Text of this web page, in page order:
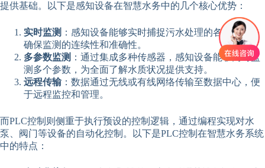
提供基础。以下是感知设备在智慧水务中的几个核心优势：
实时监测 ：感知设备能够实时捕捉污水处理的各项数据，
确保监测的连续性和准确性。
多参数监测 ：通过集成多种传感器，感知设备能够同时监
测多个参数，为全面了解水质状况提供支持。
远程传输：数据通过无线或有线网络传输至数据中心，便
于远程监控和管理。
而PLC控制则侧重于执行预设的控制逻辑，通过编程实现对水
泵、阀门等设备的自动化控制。以下是PLC控制在智慧水务系统
中的特点：